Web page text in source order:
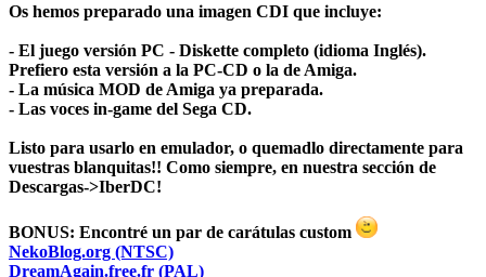
Os hemos preparado una imagen CDI que incluye:
- El juego versión PC - Diskette completo (idioma Inglés).
Prefiero esta versión a la PC-CD o la de Amiga.
- La música MOD de Amiga ya preparada.
- Las voces in-game del Sega CD.
Listo para usarlo en emulador, o quemadlo directamente para
vuestras blanquitas!! Como siempre, en nuestra sección de
Descargas->IberDC!
BONUS: Encontré un par de carátulas custom
NekoBlog.org (NTSC)
DreamAgain.free.fr (PAL)